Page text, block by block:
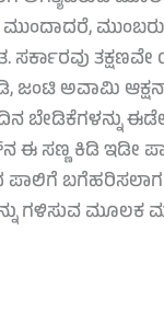
ಮುಂಬರುವ
ಸರ್ಕಾರವು
ಜಂಟಿ ಅವಾಮಿ
ಬೇಡಿಕೆಗಳನ್ನು
ಕಿಡಿ ಇಡೀ ಪಾಕ್
ಗಳಿಸುವ ಮೂಲಕ